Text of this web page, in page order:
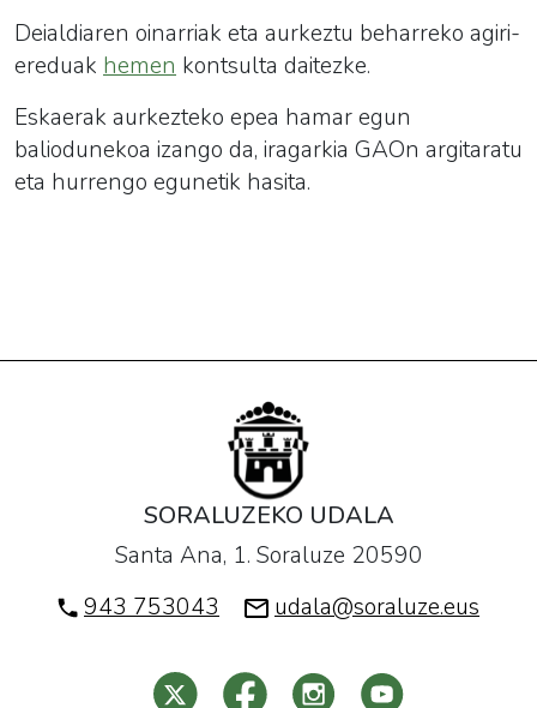
Deialdiaren oinarriak eta aurkeztu beharreko agiri-
ereduak hemen kontsulta daitezke.
Eskaerak aurkezteko epea hamar egun
baliodunekoa izango da, iragarkia GAOn argitaratu
eta hurrengo egunetik hasita.
SORALUZEKO UDALA
Santa Ana, 1. Soraluze 20590
943 753043
udala@soraluze.eus